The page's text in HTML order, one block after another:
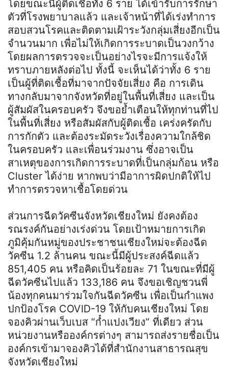
โดยขณะนี้ผู้ติดเชื้อทั้ง 6 ราย ได้เข้ารับการรักษา
ตัวที่โรงพยาบาลแล้ว และเจ้าหน้าที่ได้เร่งทำการ
สอบสวนโรคและติดตามเฝ้าระวังกลุ่มเสี่ยงอีกเป็น
จำนวนมาก เพื่อไม่ให้เกิดการระบาดเป็นวงกว้าง
โดยผลการตรวจจะเป็นอย่างไรจะมีการแจ้งให้
ทราบภายหลังต่อไป ทั้งนี้ จะเห็นได้ว่าทั้ง 6 ราย
เป็นผู้ที่ติดเชื้อที่มาจากปัจจัยเสี่ยง คือ การเดิน
ทางกลับมาจากจังหวัดที่อยู่ในพื้นที่เสี่ยง และเป็น
ผู้สัมผัสในครอบครัว จึงขอย้ำเตือนให้ทุกท่านที่ไป
ในพื้นที่เสี่ยง หรือสัมผัสกับผู้ติดเชื้อ เคร่งครัดกับ
การกักตัว และต้องระมัดระวังเรื่องความใกล้ชิด
ในครอบครัว และเพื่อนร่วมงาน ซึ่งอาจเป็น
สาเหตุของการเกิดการระบาดที่เป็นกลุ่มก้อน หรือ
Cluster ได้ง่าย หากพบว่ามีอาการผิดปกติให้ไป
ทำการตรวจหาเชื้อโดยด่วน
ส่วนการฉีดวัคซีนจังหวัดเชียงใหม่ ยังคงต้อง
รณรงค์กันอย่างเร่งด่วน โดยเป้าหมายการเกิด
ภูมิคุ้มกันหมู่ของประชาชนเชียงใหม่จะต้องฉีด
วัคซีน 1.2 ล้านคน ขณะนี้มีผู้ประสงค์ฉีดแล้ว
851,405 คน หรือคิดเป็นร้อยละ 71 ในขณะที่มีผู้
ฉีดวัคซีนไปแล้ว 133,186 คน จึงขอเชิญชวนพี่
น้องทุกคนมาร่วมใจกันฉีดวัคซีน เพื่อเป็นกำแพง
ปกป้องโรค COVID-19 ให้กับคนเชียงใหม่ โดย
จองคิวผ่านเว็บเบส “ก๋ำแปงเวียง” ที่เดียว ส่วน
หน่วยงานหรือองค์กรต่างๆ สามารถส่งรายชื่อเป็น
องค์กรเข้ามาจองคิวได้ที่สำนักงานสาธารณสุข
จังหวัดเชียงใหม่